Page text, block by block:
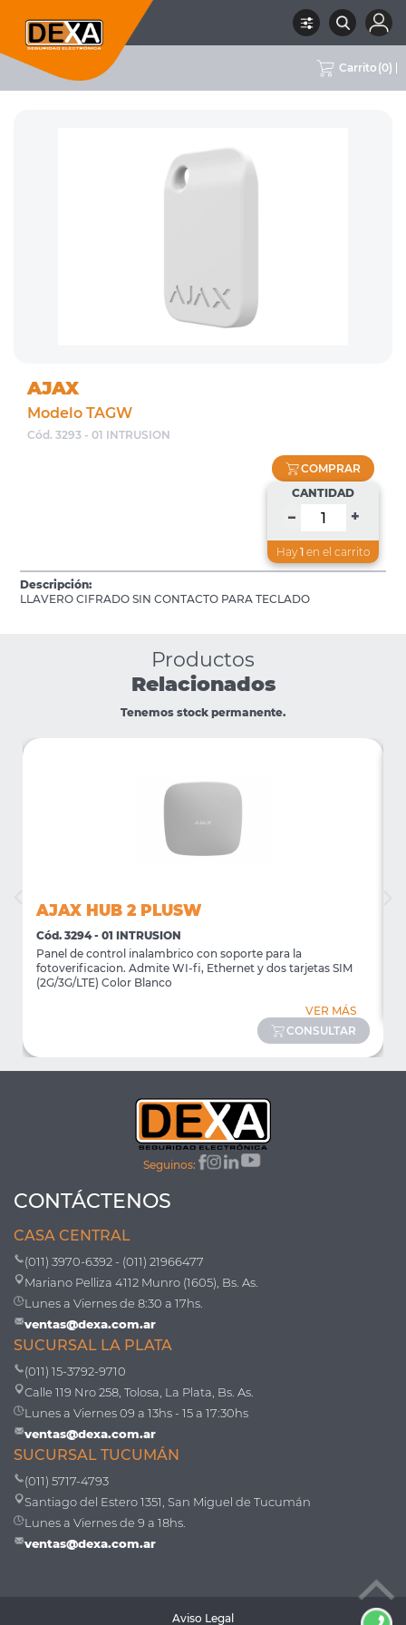
Carrito (0)
DETECTORES VARIOS, MÓDULOS
MARCA
AJAX
Modelo TAGW
Cód. 3293 - 01 INTRUSION
COMPRAR
CANTIDAD
– +
Hay 1 en el carrito
Descripción:
LLAVERO CIFRADO SIN CONTACTO PARA TECLADO
Productos
Relacionados
Tenemos stock permanente.
AJAX HUB 2 PLUSW
Cód. 3294 - 01 INTRUSION
Panel de control inalambrico con soporte para la
fotoverificacion. Admite WI-fi, Ethernet y dos tarjetas SIM
(2G/3G/LTE) Color Blanco
VER MÁS
CONSULTAR
Seguinos:
CONTÁCTENOS
CASA CENTRAL
(011) 3970-6392 - (011) 21966477
Mariano Pelliza 4112 Munro (1605), Bs. As.
Lunes a Viernes de 8:30 a 17hs.
ventas@dexa.com.ar
SUCURSAL LA PLATA
(011) 15-3792-9710
Calle 119 Nro 258, Tolosa, La Plata, Bs. As.
Lunes a Viernes 09 a 13hs - 15 a 17:30hs
ventas@dexa.com.ar
SUCURSAL TUCUMÁN
(011) 5717-4793
Santiago del Estero 1351, San Miguel de Tucumán
Lunes a Viernes de 9 a 18hs.
ventas@dexa.com.ar
Aviso Legal